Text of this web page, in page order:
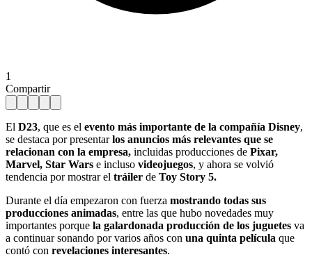
1
Compartir
El D23, que es el evento más importante de la compañía Disney,
se destaca por presentarlos anuncios más relevantes que se
relacionan con la empresa, incluidas producciones de Pixar,
Marvel, Star Wars e incluso videojuegos, y ahora se volvió
tendencia por mostrar el tráiler de Toy Story 5.
Durante el día empezaron con fuerza mostrando todas sus
producciones animadas, entre las que hubo novedades muy
importantes porque la galardonada producción de los juguetes va
a continuar sonando por varios años con una quinta película que
contó con revelaciones interesantes.